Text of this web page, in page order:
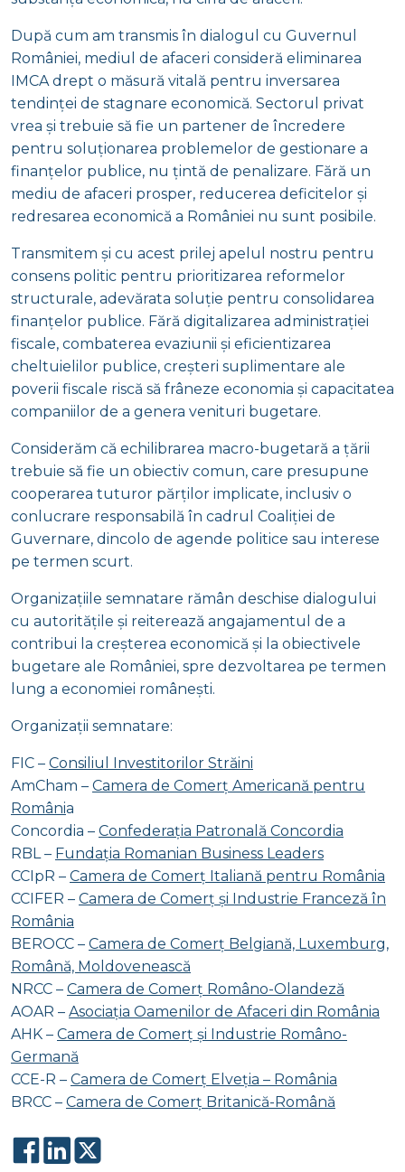
După cum am transmis în dialogul cu Guvernul
României, mediul de afaceri consideră eliminarea
IMCA drept o măsură vitală pentru inversarea
tendinței de stagnare economică. Sectorul privat
vrea și trebuie să fie un partener de încredere
pentru soluționarea problemelor de gestionare a
finanțelor publice, nu țintă de penalizare. Fără un
mediu de afaceri prosper, reducerea deficitelor și
redresarea economică a României nu sunt posibile.
Transmitem și cu acest prilej apelul nostru pentru
consens politic pentru prioritizarea reformelor
structurale, adevărata soluție pentru consolidarea
finanțelor publice. Fără digitalizarea administrației
fiscale, combaterea evaziunii și eficientizarea
cheltuielilor publice, creșteri suplimentare ale
poverii fiscale riscă să frâneze economia și capacitatea
companiilor de a genera venituri bugetare.
Considerăm că echilibrarea macro-bugetară a țării
trebuie să fie un obiectiv comun, care presupune
cooperarea tuturor părților implicate, inclusiv o
conlucrare responsabilă în cadrul Coaliției de
Guvernare, dincolo de agende politice sau interese
pe termen scurt.
Organizațiile semnatare rămân deschise dialogului
cu autoritățile și reiterează angajamentul de a
contribui la creșterea economică și la obiectivele
bugetare ale României, spre dezvoltarea pe termen
lung a economiei românești.
Organizații semnatare:
FIC – Consiliul Investitorilor Străini
AmCham – Camera de Comerț Americană pentru
România
Concordia – Confederația Patronală Concordia
RBL – Fundația Romanian Business Leaders
CCIpR – Camera de Comerț Italiană pentru România
CCIFER – Camera de Comerț și Industrie Franceză în
România
BEROCC – Camera de Comerț Belgiană, Luxemburg,
Română, Moldovenească
NRCC – Camera de Comerț Româno-Olandeză
AOAR – Asociația Oamenilor de Afaceri din România
AHK – Camera de Comerț și Industrie Româno-
Germană
CCE-R – Camera de Comerț Elveția – România
BRCC – Camera de Comerț Britanică-Română